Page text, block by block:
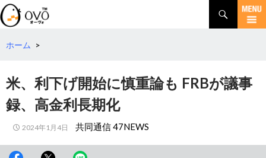
検
索
コ
テ
へ
動
ホーム >
米、利下げ開始に慎重論も FRBが議事
録、高金利長期化
2024年1月4日 共同通信 47NEWS